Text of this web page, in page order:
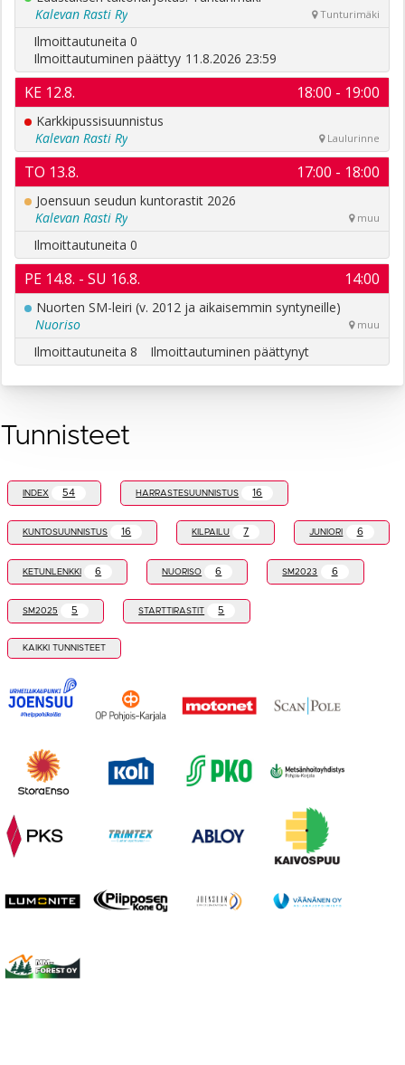
Tunnisteet
INDEX 54 HARRASTESUUNNISTUS 16
KUNTOSUUNNISTUS 16 KILPAILU 7 JUNIORI 6
KETUNLENKKI 6 NUORISO 6 SM2023 6
SM2025 5 STARTTIRASTIT 5
KAIKKI TUNNISTEET